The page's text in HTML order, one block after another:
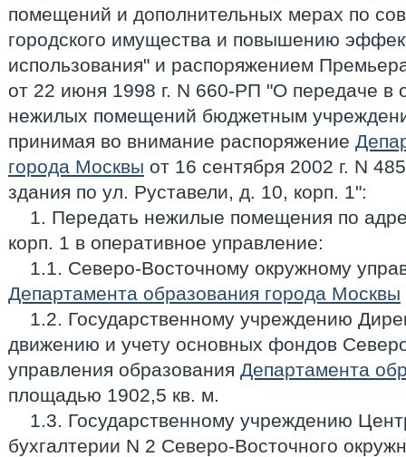
помещений и дополнительных мерах по
городского имущества и повышению
использования" и распоряжением
от 22 июня 1998 г. N 660-РП "О передаче в
нежилых помещений бюджетным
принимая во внимание распоряжение
города Москвы от 16 сентября 2002 г. N
здания по ул. Руставели, д. 10, корп. 1":
1. Передать нежилые помещения по
корп. 1 в оперативное управление:
1.1. Северо-Восточному окружному
Департамента образования города Москвы
1.2. Государственному учреждению
движению и учету основных фондов
управления образования Департамента
площадью 1902,5 кв. м.
1.3. Государственному учреждению
бухгалтерии N 2 Северо-Восточного